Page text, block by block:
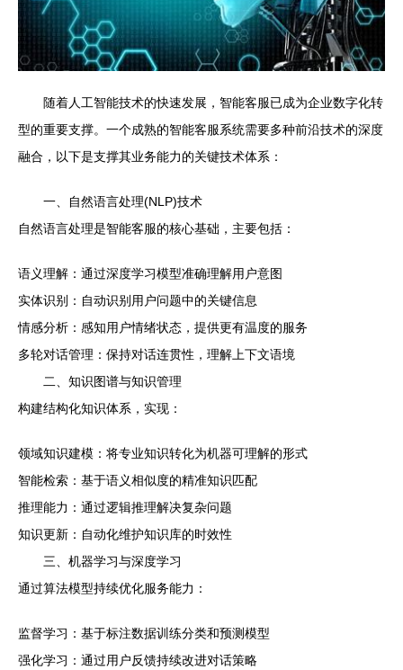
随着人工智能技术的快速发展，智能客服已成为企业数字化转
型的重要支撑。一个成熟的智能客服系统需要多种前沿技术的深度
融合，以下是支撑其业务能力的关键技术体系：
一、自然语言处理(NLP)技术
自然语言处理是智能客服的核心基础，主要包括：
语义理解：通过深度学习模型准确理解用户意图
实体识别：自动识别用户问题中的关键信息
情感分析：感知用户情绪状态，提供更有温度的服务
多轮对话管理：保持对话连贯性，理解上下文语境
二、知识图谱与知识管理
构建结构化知识体系，实现：
领域知识建模：将专业知识转化为机器可理解的形式
智能检索：基于语义相似度的精准知识匹配
推理能力：通过逻辑推理解决复杂问题
知识更新：自动化维护知识库的时效性
三、机器学习与深度学习
通过算法模型持续优化服务能力：
监督学习：基于标注数据训练分类和预测模型
强化学习：通过用户反馈持续改进对话策略